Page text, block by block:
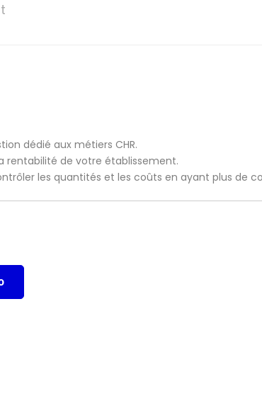
dédié aux métiers CHR.
rentabilité de votre établissement.
les quantités et les coûts en ayant plus de